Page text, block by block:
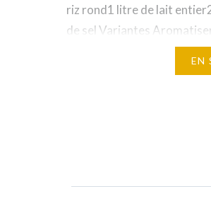
riz rond1 litre de lait
de sel Variantes
une infusion de café en
EN